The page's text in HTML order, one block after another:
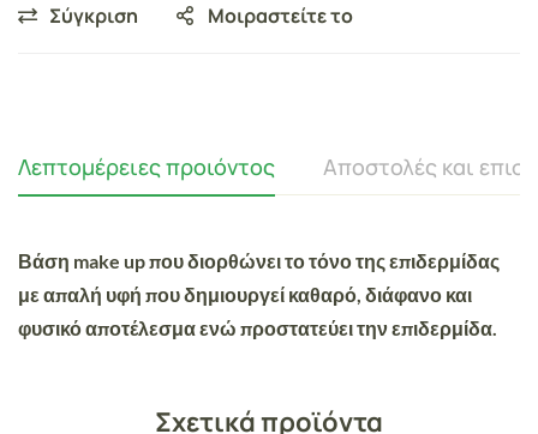
Σύγκριση Μοιραστείτε το
Λεπτομέρειες προιόντος Αποστολές και
Βάση make up που διορθώνει το τόνο της επιδερμίδας
με απαλή υφή που δημιουργεί καθαρό, διάφανο και
φυσικό αποτέλεσμα ενώ προστατεύει την επιδερμίδα.
Σχετικά προϊόντα